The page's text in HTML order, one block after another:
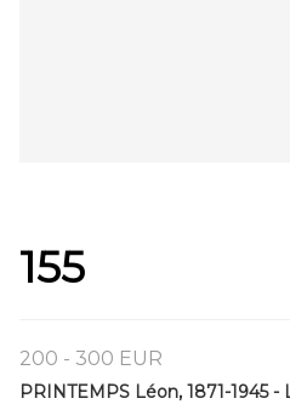
155
200 - 300 EUR
PRINTEMPS Léon, 1871-1945 -